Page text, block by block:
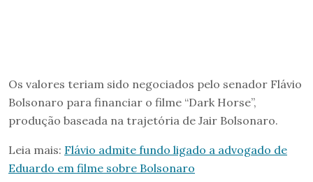
Os valores teriam sido negociados pelo senador Flávio
Bolsonaro para financiar o filme “Dark Horse”,
produção baseada na trajetória de Jair Bolsonaro.
Leia mais: Flávio admite fundo ligado a advogado de
Eduardo em filme sobre Bolsonaro